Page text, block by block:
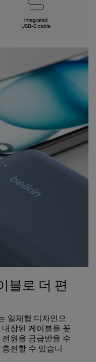
블로 더 편
일체형 디자인으
장된 케이블을 꽂
원을 공급받을 수
전할 수 있습니